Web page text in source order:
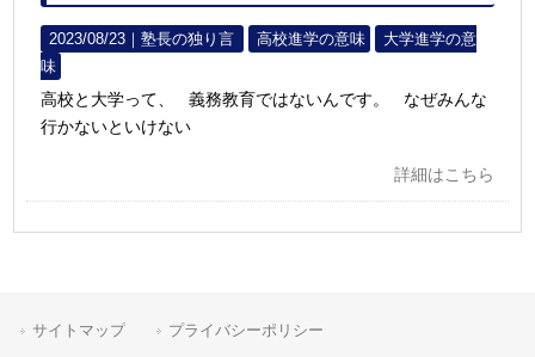
2023/08/23｜塾長の独り言 高校進学の意味
大学進学の意
味
高校と大学って、 義務教育ではないんです。 なぜみんな
行かないといけない
詳細はこちら
サイトマップ プライバシーポリシー